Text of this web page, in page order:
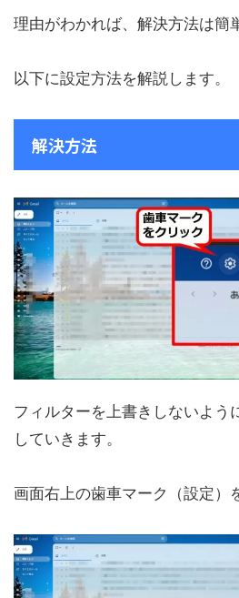
理由がわかれば、解決方法は簡
以下に設定方法を解説します。
解決方法
フィルターを上書きしないよう
していきます。
画面右上の歯車マーク（設定）